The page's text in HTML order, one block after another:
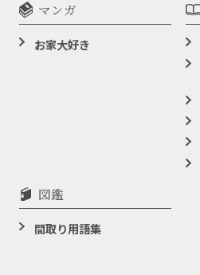
マンガ
お家大好き
図鑑
間取り用語集